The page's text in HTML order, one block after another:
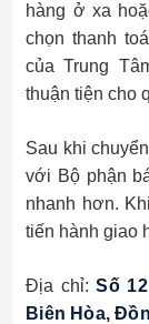
hàng ở xa
chọn thanh
của Trung
thuận tiện cho
Sau khi
với Bộ phận
nhanh hơn.
tiến hành giao
Địa chỉ:Số
Biên Hòa,